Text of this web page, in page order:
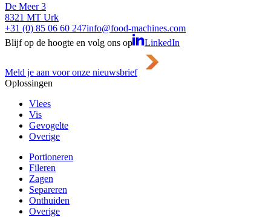
De Meer 3
8321 MT Urk
+31 (0) 85 06 60 247info@food-machines.com
Blijf op de hoogte en volg ons op
LinkedIn
Meld je aan voor onze nieuwsbrief
Oplossingen
Vlees
Vis
Gevogelte
Overige
Portioneren
Fileren
Zagen
Separeren
Onthuiden
Overige